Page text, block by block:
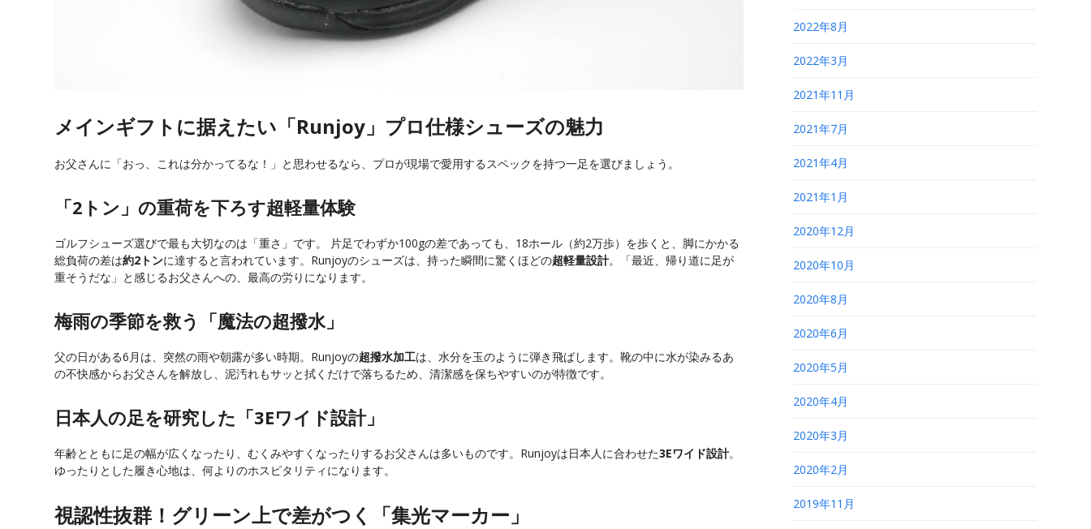
メインギフトに据えたい「Runjoy」プロ仕様シューズの魅力
お父さんに「おっ、これは分かってるな！」と思わせるなら、プロが現場で愛用するスペックを持つ一足を選びましょう。
「2トン」の重荷を下ろす超軽量体験
ゴルフシューズ選びで最も大切なのは「重さ」です。 片足でわずか100gの差であっても、18ホール（約2万歩）を歩くと、脚にかかる
総負荷の差は約2トンに達すると言われています。Runjoyのシューズは、持った瞬間に驚くほどの超軽量設計。「最近、帰り道に足が
重そうだな」と感じるお父さんへの、最高の労りになります。
梅雨の季節を救う「魔法の超撥水」
父の日がある6月は、突然の雨や朝露が多い時期。Runjoyの超撥水加工は、水分を玉のように弾き飛ばします。靴の中に水が染みるあ
の不快感からお父さんを解放し、泥汚れもサッと拭くだけで落ちるため、清潔感を保ちやすいのが特徴です。
日本人の足を研究した「3Eワイド設計」
年齢とともに足の幅が広くなったり、むくみやすくなったりするお父さんは多いものです。Runjoyは日本人に合わせた3Eワイド設計。
ゆったりとした履き心地は、何よりのホスピタリティになります。
視認性抜群！グリーン上で差がつく「集光マーカー」
2022年8月
2022年3月
2021年11月
2021年7月
2021年4月
2021年1月
2020年12月
2020年10月
2020年8月
2020年6月
2020年5月
2020年4月
2020年3月
2020年2月
2019年11月